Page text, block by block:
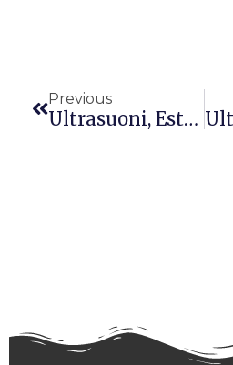
Previous
Ultrasuoni, Estetica E Fitness